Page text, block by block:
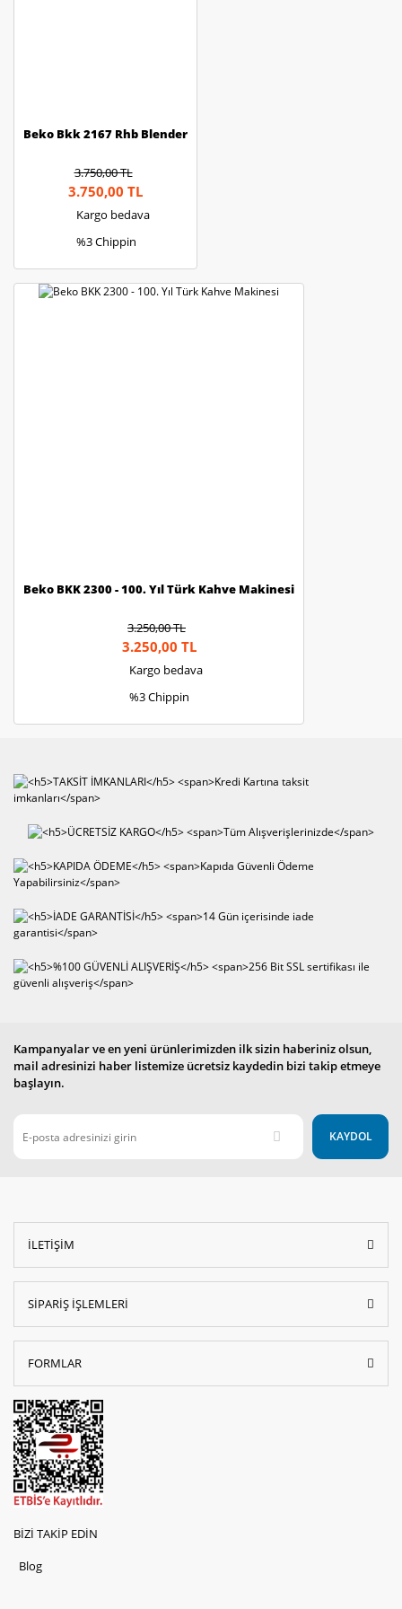
Beko Bkk 2167 Rhb Blender
3.750,00 TL
3.750,00 TL
Kargo bedava
%3 Chippin
Beko BKK 2300 - 100. Yıl Türk Kahve Makinesi
3.250,00 TL
3.250,00 TL
Kargo bedava
%3 Chippin
Kampanyalar ve en yeni ürünlerimizden ilk sizin haberiniz olsun,
mail adresinizi haber listemize ücretsiz kaydedin bizi takip etmeye
başlayın.
KAYDOL
İLETİŞİM
SİPARİŞ İŞLEMLERİ
FORMLAR
BİZİ TAKİP EDİN
Blog